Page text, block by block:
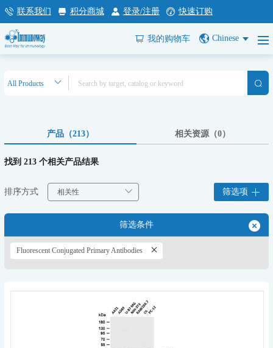
联系我们 积分商城 登录/注册 快速订购
我的购物车 Chinese
产品（213） 相关资源（0）
找到 213 个相关产品结果
排序方式 筛选项
筛选条件
Fluorescent Conjugated Primary Antibodies